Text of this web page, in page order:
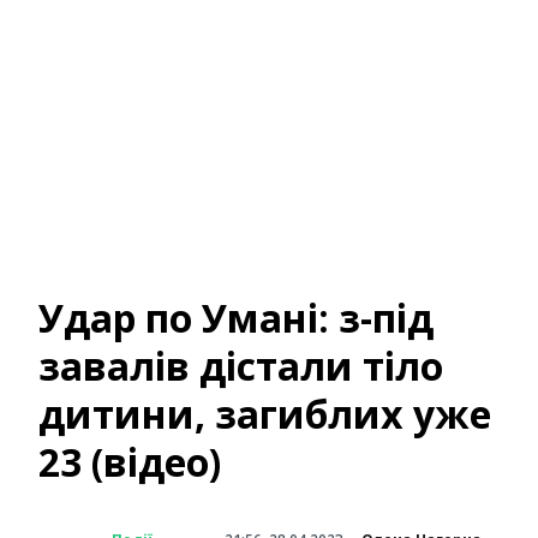
Удар по Умані: з-під
завалів дістали тіло
дитини, загиблих уже
23 (відео)